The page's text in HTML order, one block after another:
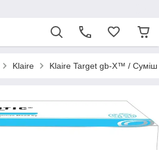
Klaire Klaire Target gb-X™ / Суміш